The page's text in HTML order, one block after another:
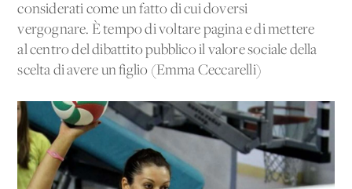
considerati come un fatto di cui doversi
vergognare. È tempo di voltare pagina e di mettere
al centro del dibattito pubblico il valore sociale della
scelta di avere un figlio (Emma Ceccarelli)